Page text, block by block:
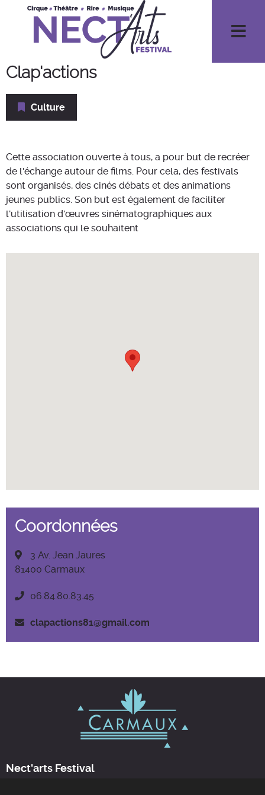
Clap'actions
Culture
Cette association ouverte à tous, a pour but de recréer
de l'échange autour de films. Pour cela, des festivals
sont organisés, des cinés débats et des animations
jeunes publics. Son but est également de faciliter
l'utilisation d'œuvres sinématographiques aux
associations qui le souhaitent
Coordonnées
3 Av. Jean Jaures
81400 Carmaux
06.84.80.83.45
clapactions81@gmail.com
Nect'arts Festival